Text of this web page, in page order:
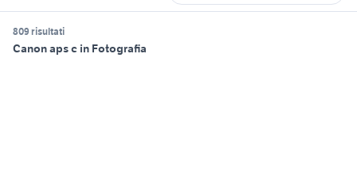
809 risultati
Canon aps c in Fotografia